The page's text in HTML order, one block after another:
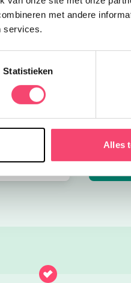
met andere
services.
Statistieken
Alles
kinderen!